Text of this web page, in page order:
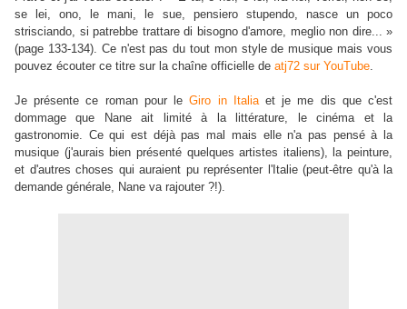
se lei, ono, le mani, le sue, pensiero stupendo, nasce un poco
strisciando, si patrebbe trattare di bisogno d'amore, meglio non dire... »
(page 133-134). Ce n'est pas du tout mon style de musique mais vous
pouvez écouter ce titre sur la chaîne officielle de atj72 sur YouTube.
Je présente ce roman pour leGiro in Italiaet je me dis que c'est
dommage que Nane ait limité à la littérature, le cinéma et la
gastronomie. Ce qui est déjà pas mal mais elle n'a pas pensé à la
musique (j'aurais bien présenté quelques artistes italiens), la peinture,
et d'autres choses qui auraient pu représenter l'Italie (peut-être qu'à la
demande générale, Nane va rajouter ?!).